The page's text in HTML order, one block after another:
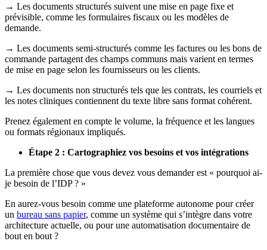
→ Les documents structurés suivent une mise en page fixe et
prévisible, comme les formulaires fiscaux ou les modèles de
demande.
→ Les documents semi-structurés comme les factures ou les bons de
commande partagent des champs communs mais varient en termes
de mise en page selon les fournisseurs ou les clients.
→ Les documents non structurés tels que les contrats, les courriels et
les notes cliniques contiennent du texte libre sans format cohérent.
Prenez également en compte le volume, la fréquence et les langues
ou formats régionaux impliqués.
Étape 2 : Cartographiez vos besoins et vos intégrations
La première chose que vous devez vous demander est « pourquoi ai-
je besoin de l’IDP ? »
En aurez-vous besoin comme une plateforme autonome pour créer
un bureau sans papier, comme un système qui s’intègre dans votre
architecture actuelle, ou pour une automatisation documentaire de
bout en bout ?